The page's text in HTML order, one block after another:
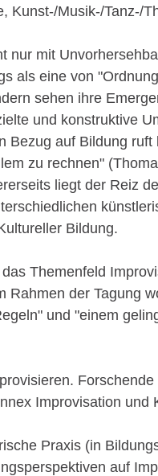
Kunst-/Musik-/Tanz-/
nur mit
als eine von
sehen ihre
und konstruktive
Bezug auf Bildung
zu rechnen"
liegt der Reiz
Bildung.
Themenfeld
Rahmen der Tagung
und "einem
Improvisation und
Praxis (in
auf